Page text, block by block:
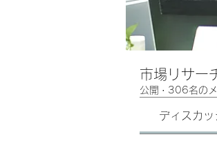
市場リサー
公開 · 306名の
ディスカッ